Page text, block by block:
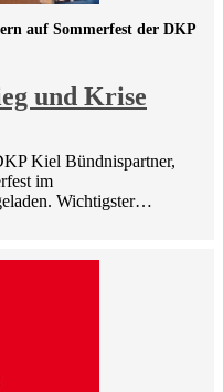
und Krise
auf Sommerfest der DKP
Kiel Bündnispartner,
im
Wichtigster…